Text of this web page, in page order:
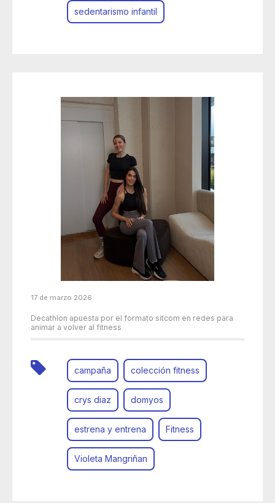
sedentarismo infantil
17 de marzo 2026
Decathlon apuesta por el formato sitcom en redes para
animar a volver al fitness
campaña colección fitness
crys diaz domyos
estrena y entrena Fitness
Violeta Mangriñan